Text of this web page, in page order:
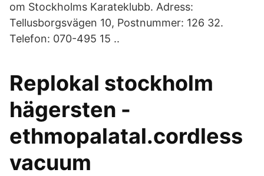
om Stockholms Karateklubb. Adress:
Tellusborgsvägen 10, Postnummer: 126 32.
Telefon: 070-495 15 ..
Replokal stockholm
hägersten -
ethmopalatal.cordless
vacuum